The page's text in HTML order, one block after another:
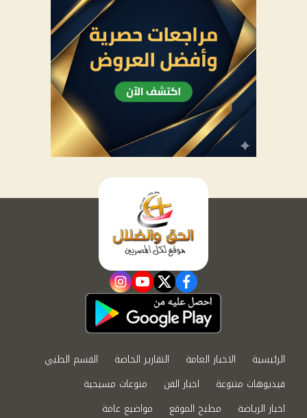
facebook
twitter
youtube
instagram
الرئيسية الاخبار العامة التقارير الخاصة
القسم الطبي
فيديوهات متنوعة
اخبار الفن
منوعات مسيحية
اخبار الرياضة
مطبخ الموقع مواضيع عامة